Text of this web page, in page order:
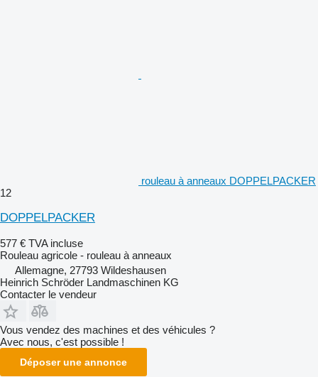
rouleau à anneaux DOPPELPACKER
12
DOPPELPACKER
577 € TVA incluse
Rouleau agricole - rouleau à anneaux
Allemagne, 27793 Wildeshausen
Heinrich Schröder Landmaschinen KG
Contacter le vendeur
Vous vendez des machines et des véhicules ?
Avec nous, c'est possible !
Déposer une annonce